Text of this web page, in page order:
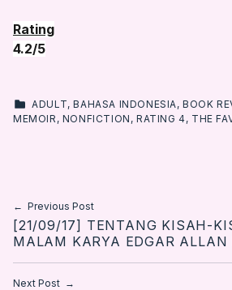
Rating
4.2/5
CATEGORIZED IN:
ADULT,BAHASA INDONESIA,BOOK
MEMOIR , NONFICTION ,RATING 4, THE
Skip back to main navigation
Post navigation
Previous Post
[21/09/17] TENTANG KISAH-
MALAM KARYA EDGAR ALLAN
Next Post